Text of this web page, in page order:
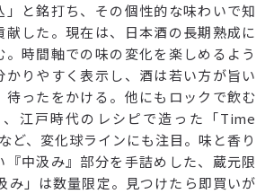
」と銘打ち、その個性的な味わいで知
献した。現在は、日本酒の長期熟成に
時間軸での味の変化を楽しめるよう
かりやすく表示し、酒は若い方が旨い
待ったをかける。他にもロックで飲む
、江戸時代のレシピで造った「Time
ど、変化球ラインにも注目。味と香り
『中汲み』部分を手詰めした、蔵元限
み」は数量限定。見つけたら即買いが